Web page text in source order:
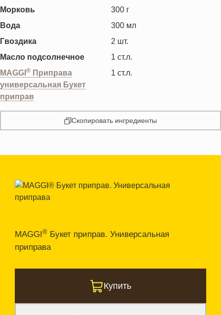
Морковь
300 г
Вода
300 мл
Гвоздика
2 шт.
Масло подсолнечное
1 ст.л.
MAGGI ® Приправа
универсальная Букет
приправ
1 ст.л.
Скопировать ингредиенты
MAGGI® Букет приправ. Универсальная
приправа
Купить